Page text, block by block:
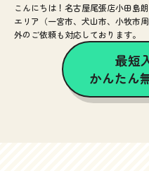
最短
かんたん
こんにちは！名古屋尾張店小田島
エリア（一宮市、犬山市、小牧市
外のご依頼も対応しております。